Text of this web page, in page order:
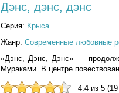
Дэнс, дэнс, дэнс
Серия: Крыса
Жанр: Современные любовные
«Дэнс, Дэнс, Дэнс» —
Мураками. В центре
4.4 из 5